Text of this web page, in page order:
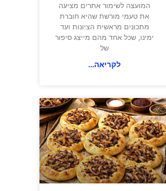
המועצה לשימור אתרים מציעה
את טעמי מורשת שהיא חוברת
מתכונים מראשית הציונות ועד
ימינו, שכל אחד מהם מייצג סיפור
של
לקריאה...